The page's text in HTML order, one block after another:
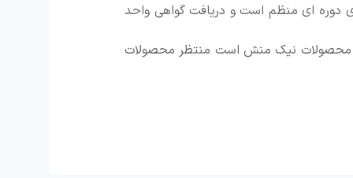
دوره ای منظم است و دریافت گواهی واحد
محصولات نیک منش است منتظر محصولات